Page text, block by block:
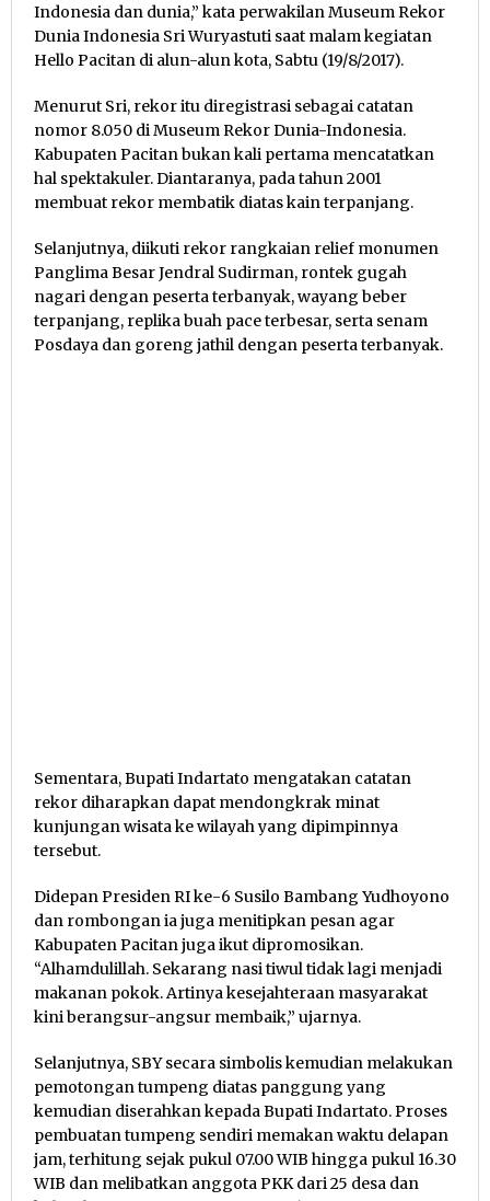
Indonesia dan dunia,” kata perwakilan Museum Rekor
Dunia Indonesia Sri Wuryastuti saat malam kegiatan
Hello Pacitan di alun-alun kota, Sabtu (19/8/2017).
Menurut Sri, rekor itu diregistrasi sebagai catatan
nomor 8.050 di Museum Rekor Dunia-Indonesia.
Kabupaten Pacitan bukan kali pertama mencatatkan
hal spektakuler. Diantaranya, pada tahun 2001
membuat rekor membatik diatas kain terpanjang.
Selanjutnya, diikuti rekor rangkaian relief monumen
Panglima Besar Jendral Sudirman, rontek gugah
nagari dengan peserta terbanyak, wayang beber
terpanjang, replika buah pace terbesar, serta senam
Posdaya dan goreng jathil dengan peserta terbanyak.
Sementara, Bupati Indartato mengatakan catatan
rekor diharapkan dapat mendongkrak minat
kunjungan wisata ke wilayah yang dipimpinnya
tersebut.
Didepan Presiden RI ke-6 Susilo Bambang Yudhoyono
dan rombongan ia juga menitipkan pesan agar
Kabupaten Pacitan juga ikut dipromosikan.
“Alhamdulillah. Sekarang nasi tiwul tidak lagi menjadi
makanan pokok. Artinya kesejahteraan masyarakat
kini berangsur-angsur membaik,” ujarnya.
Selanjutnya, SBY secara simbolis kemudian melakukan
pemotongan tumpeng diatas panggung yang
kemudian diserahkan kepada Bupati Indartato. Proses
pembuatan tumpeng sendiri memakan waktu delapan
jam, terhitung sejak pukul 07.00 WIB hingga pukul 16.30
WIB dan melibatkan anggota PKK dari 25 desa dan